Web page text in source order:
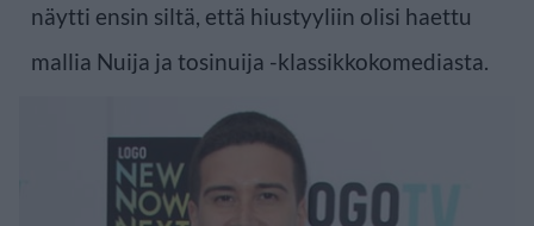
näytti ensin siltä, että hiustyyliin olisi haettu
mallia Nuija ja tosinuija -klassikkokomediasta.